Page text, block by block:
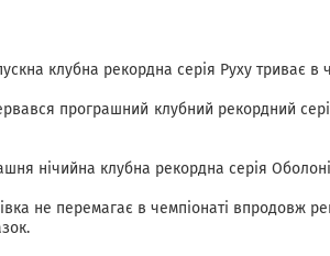
клубна рекордна серія Руху триває в
програшний клубний рекордний
нічийна клубна рекордна серія
не перемагає в чемпіонаті впродовж